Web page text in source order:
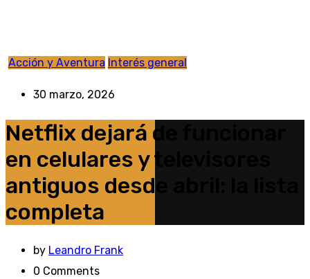
Acción y Aventura Interés general
30 marzo, 2026
Netflix dejará de funcionar
en celulares y televisores
antiguos desde abril: la lista
completa
by Leandro Frank
0 Comments